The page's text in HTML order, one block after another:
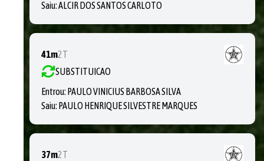
Saiu:ALCIR DOS SANTOS CARLOTO
41m2T
SUBSTITUICAO
Entrou: PAULO VINICIUS BARBOSA SILVA
Saiu: PAULO HENRIQUE SILVESTRE MARQUES
37m2T